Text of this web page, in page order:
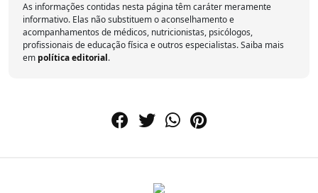
As informações contidas nesta página têm caráter meramente
informativo. Elas não substituem o aconselhamento e
acompanhamentos de médicos, nutricionistas, psicólogos,
profissionais de educação física e outros especialistas. Saiba mais
em política editorial.